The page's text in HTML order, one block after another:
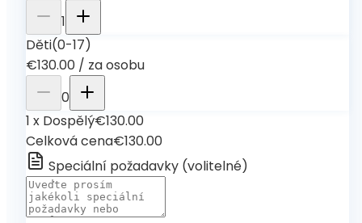
1
Děti(0-17)
€130.00 / za osobu
0
1 x Dospělý€130.00
Celková cena€130.00
Speciální požadavky (volitelné)